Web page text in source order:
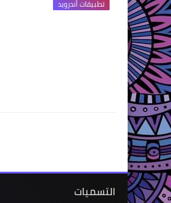
تطبيقات أندرويد
التسميات